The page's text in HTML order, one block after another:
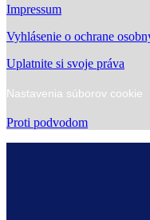
Impressum
Vyhlásenie o ochrane
Uplatnite si svoje práva
Nastavenia súborov cookie
Proti podvodom